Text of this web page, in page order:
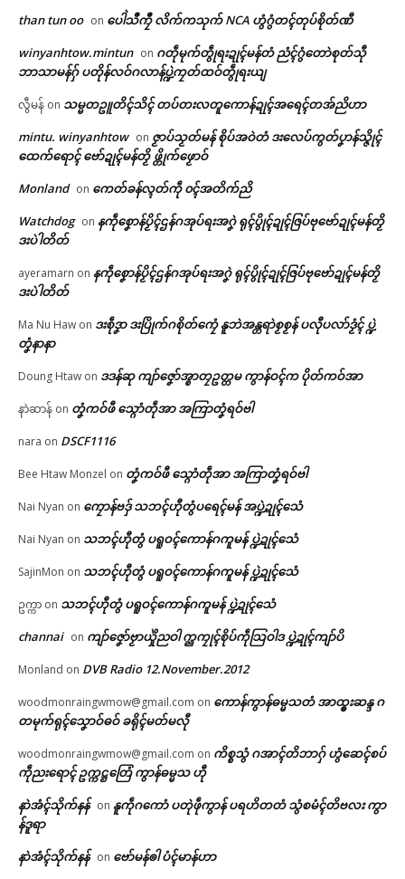
ဌာန်ပရိုၚ်ဗၠးၜးမန်
ရုဲစှ်
ပရိုၚ်လက္ကရဴအိုတ်
ညးဒါန်လိက်
ဗွဳဒဳယဵု
© ဌာန်ပရိုၚ်ဗၠးၜးမန်
ပေဲါသဳကၠဳ အကြာဇြဟတ်ဓရိုဟ်
ပၞာန်
In "ဂလာန်ညးဒါန်လိက်"
ညးစၞးကၠတ်ထဝ်တွဵုရး ဗော်ညဳသၟ
ဟ်မန်မွဲတၠ ပတိုန်တၚ်သဳကၠဳပ္ဍဲကၠ
တ်ထဝ်ဂှ် ညးလ္ၚဵု သ္ပစရဵု (သ္ပပရေံ)
နွံ
June 8, 2026
In "ပရိုၚ်"
လမ်ရော …
May 18, 2026
In "လိက်ပရေၚ်"
than tun oo on ပေါဲသဳကၠဳ လိက်ကသုက် NCA ဟွံဂွံတၚ်တုပ်စိုတ်ဏီ
winyanhtow.mintun on ဂတဵုမုက်တွဵုရးဍုၚ်မန်တံ ညံၚ်ဂွံတောဲစုတ်သီု
ဘာသာမန်ဂှ် ပတိုန်လဝ်ဂလာန်ပ္ဍဲကၠတ်ထဝ်တွဵုရးယျ
လွီမန် on သမ္မတဥူတိၚ်သိၚ် တပ်တးလတူကောန်ဍုၚ်အရေၚ်တအ်ညိဟာ
mintu. winyanhtow on ဇၟာပ်သၟတ်မန် စိုပ်အဝဲတံ ဒးလေပ်ကွတ်ပၞာန်သ္ဇိုၚ်
ထေက်ရောၚ် ဗော်ဍုၚ်မန်တၟိ ဖ္တိုက်ဖၟောဝ်
Monland on ကေတ်ခန်လ္ၚတ်ကဵု ၀ၚ်အတိက်ညိ
Watchdog on နကဵုစၞောန်ပၟိၚ်ဌန်ဂအုပ်ရးအဂၞဲ ရုၚ်ပွိုၚ်ဍုၚ်ဇြပ်ဗုဗော်ဍုၚ်မန်တၟိ
ဒးပဲါတိတ်
ayeramarn on နကဵုစၞောန်ပၟိၚ်ဌန်ဂအုပ်ရးအဂၞဲ ရုၚ်ပွိုၚ်ဍုၚ်ဇြပ်ဗုဗော်ဍုၚ်မန်တၟိ
ဒးပဲါတိတ်
Ma Nu Haw on ဒးစဵုဒၞာ ဒးပြိုက်ဂစိုတ်ကၠေံ နူဘဲအန္တရာဲစၟစၟန် ပလီုပလာ်ဒၟံၚ် ပ္ဍဲ
တၞံနာနာ
Doung Htaw on ဒဒန်ဆု ကျာ်ဇၞော်အ္စာတၠဥတ္တမ ကွာန်ဝၚ်က ပိုတ်ကဝ်အာ
နာဲဆာန် on တၞံကဝ်ဖီ သ္ဂောံတဵုအာ အကြာတၞံရဝ်ဗါ
nara on DSCF1116
Bee Htaw Monzel on တၞံကဝ်ဖီ သ္ဂောံတဵုအာ အကြာတၞံရဝ်ဗါ
Nai Nyan on ကၠောန်ဗဒှ် သဘၚ်ဟီုတွံပရေၚ်မန် အပ္ဍဲဍုၚ်သေံ
Nai Nyan on သဘၚ်ဟီုတွံ ပရူဝၚ်ကောန်ဂကူမန် ပ္ဍဲဍုၚ်သေံ
SajinMon on သဘၚ်ဟီုတွံ ပရူဝၚ်ကောန်ဂကူမန် ပ္ဍဲဍုၚ်သေံ
ဥက္ကာ on သဘၚ်ဟီုတွံ ပရူဝၚ်ကောန်ဂကူမန် ပ္ဍဲဍုၚ်သေံ
channai on ကျာ်ဇၞော်ဗၟာယှိုဲညဝါ က္ညကၠုၚ်စိုပ်ကဵုသြဝါဒ ပ္ဍဲဍုၚ်ကျာ်ပိ
Monland on DVB Radio 12.November.2012
woodmonraingwmow@gmail.com on ကောန်ကွာန်ဓမ္မသတံ အာထ္ၜးဆန္ဒ ဂ
တမုက်ရုၚ်သၞောဝ်ဓဝ် ခရိုၚ်မတ်မလီု
woodmonraingwmow@gmail.com on ကိစ္စသွံ ဂအာၚ်တိဘာဂှ် ဟွံဆေၚ်စပ်
ကဵုညးရောၚ် ဥက္ကဋ္ဌတြေံ ကွာန်ဓမ္မသ ဟီု
နာဲအံၚ်သိုက်နန် on နူကဵုဂကောံ ပတုဲဖဵုကွာန် ပရဟိတတံ သွံစမံၚ်တိဗလး ကွာ
န်ဒူရာ
နာဲအံၚ်သိုက်နန် on ဗော်မန်ၜါ ပံၚ်မာန်ဟာ